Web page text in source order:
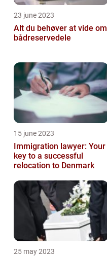
23 june 2023
Alt du behøver at vide om
bådreservedele
15 june 2023
Immigration lawyer: Your
key to a successful
relocation to Denmark
25 may 2023